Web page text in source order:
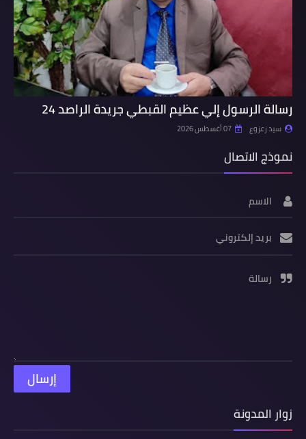
رسالة الرسول إلي عظيم القبطي جريدة الراصد 24
سيد زعزوع 07 أغسطس 2026
نموذج الاتصال
الاسم
بريد إلكتروني
رسالة
زوار المدونة